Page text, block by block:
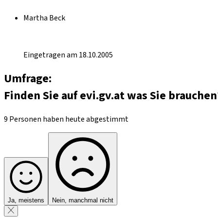
Martha Beck
Eingetragen am 18.10.2005
Umfrage:
Finden Sie auf evi.gv.at was Sie
9 Personen haben heute abgestimmt
Ja, meistens Nein, manchmal nicht